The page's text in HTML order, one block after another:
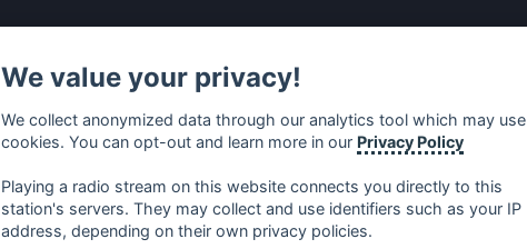
We value your privacy!
We collect anonymized data through our analytics tool which may use
cookies. You can opt-out and learn more in our Privacy Policy
Playing a radio stream on this website connects you directly to this
station's servers. They may collect and use identifiers such as your IP
address, depending on their own privacy policies.